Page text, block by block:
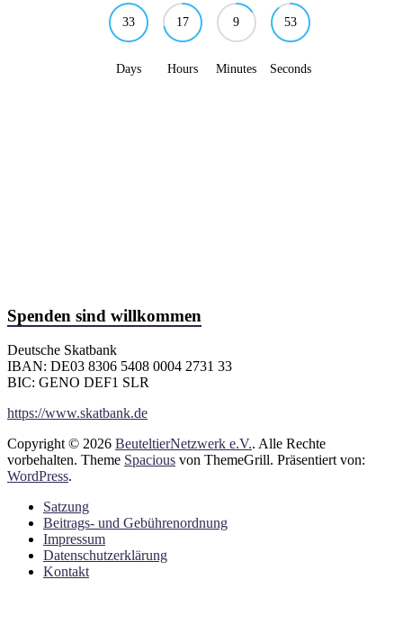
33 17 9 53
Days Hours Minutes Seconds
Spenden sind willkommen
Deutsche Skatbank
IBAN: DE03 8306 5408 0004 2731 33
BIC: GENO DEF1 SLR
https://www.skatbank.de
Copyright © 2026 BeuteltierNetzwerk e.V.. Alle Rechte
vorbehalten. Theme Spacious von ThemeGrill. Präsentiert von:
WordPress.
Satzung
Beitrags- und Gebührenordnung
Impressum
Datenschutzerklärung
Kontakt